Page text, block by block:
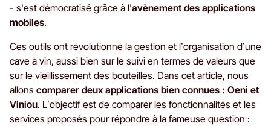
- s'est démocratisé grâce à l'avènement des applications
mobiles.
Ces outils ont révolutionné la gestion et l’organisation d’une
cave à vin, aussi bien sur le suivi en termes de valeurs que
sur le vieillissement des bouteilles. Dans cet article, nous
allons comparer deux applications bien connues : Oeni et
Viniou. L’objectif est de comparer les fonctionnalités et les
services proposés pour répondre à la fameuse question :